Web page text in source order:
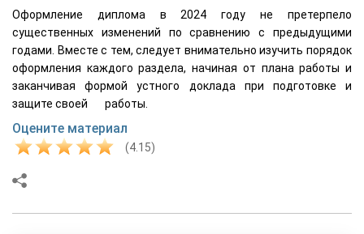
Оформление диплома в 2024 году не претерпело
существенных изменений по сравнению с предыдущими
годами. Вместе с тем, следует внимательно изучить порядок
оформления каждого раздела, начиная от плана работы и
заканчивая формой устного доклада при подготовке и
защите своей работы.
Оцените материал
(4.15)